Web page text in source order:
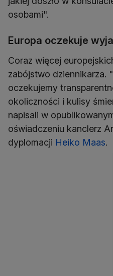
osobami".
Europa oczekuje
Coraz więcej
zabójstwo dziennikarza.
oczekujemy
okoliczności i kulisy
napisali w
oświadczeniu kanclerz
dyplomacji Heiko Maas.